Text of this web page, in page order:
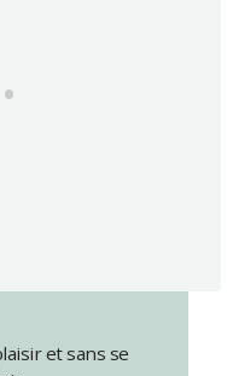
et sans se